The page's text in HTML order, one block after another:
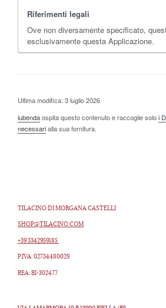
Riferimenti legali
Ove non diversamente specificato,
esclusivamente questa Applicazione.
Ultima modifica: 3 luglio 2026
iubendaospita questo contenuto e raccoglie soloi
necessarialla sua fornitura.
TILACINO DI MORGANA CASTELLI
SHOP@TILACINO.COM
+39 3342959185
P.IVA: 02734480029
REA: BI-302477